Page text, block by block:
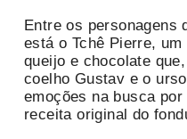
Entre os personagens
está o Tchê Pierre,
queijo e chocolate
coelho Gustav e o
emoções na busca
receita original do